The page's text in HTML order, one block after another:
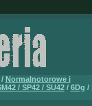
Normalnotorowe i
/ SP42 / SU42/ 6Dg /